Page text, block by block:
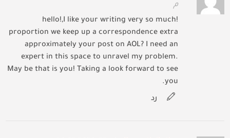
م
hello!,I like your writing very so much!
proportion we keep up a correspondence extra
approximately your post on AOL? I need an
expert in this space to unravel my problem.
May be that is you! Taking a look forward to see
you.
رد